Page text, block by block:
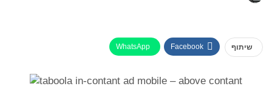
שיתוף Facebook
WhatsApp